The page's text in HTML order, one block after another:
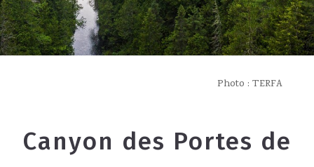
Photo : TERFA
Canyon des Portes de